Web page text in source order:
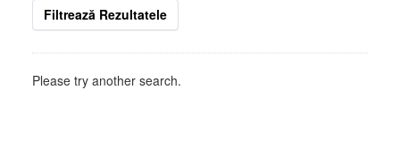
Filtrează Rezultatele
Please try another search.